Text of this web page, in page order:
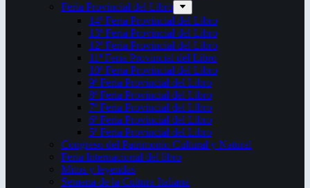
Feria Provincial del Libro
14ª Feria Provincial del Libro
13ª Feria Provincial del Libro
12ª Feria Provincial del Libro
11ª Feria Provincial del Libro
10ª Feria Provincial del Libro
9ª Feria Provincial del Libro
8ª Feria Provincial del Libro
7ª Feria Provincial del Libro
6ª Feria Provincial del Libro
5ª Feria Provincial del Libro
Congreso del Patrimonio Cultural y Natural
Feria Internacional del libro
Mitos y leyendas
Semana de la Cultura Italiana